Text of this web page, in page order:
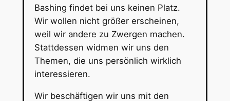
Bashing findet bei uns keinen Platz.
Wir wollen nicht größer erscheinen,
weil wir andere zu Zwergen machen.
Stattdessen widmen wir uns den
Themen, die uns persönlich wirklich
interessieren.
Wir beschäftigen wir uns mit den